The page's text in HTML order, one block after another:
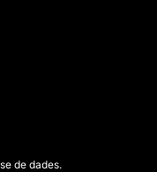
de dades.